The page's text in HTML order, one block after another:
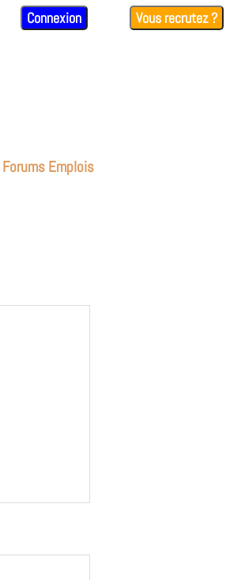
Connexion Vous recrutez ?
Forums Emplois